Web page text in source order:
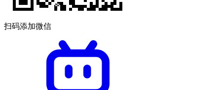
扫码添加微信